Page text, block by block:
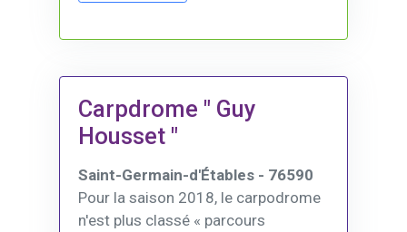
Carpdrome " Guy
Housset "
Saint-Germain-d'Étables - 76590
Pour la saison 2018, le carpodrome
n'est plus classé « parcours